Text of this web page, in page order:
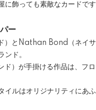
飾っても素敵なカードです
ー
とNathan Bond（ネイサ
ンド。
）が手掛ける作品は、フ
ルはオリジナリティにあ